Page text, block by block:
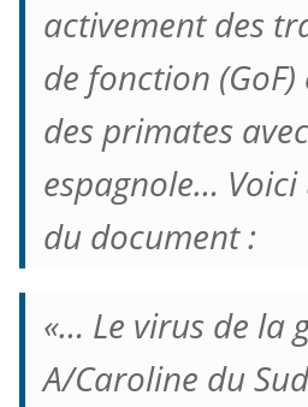
activement des
de fonction
des primates
espagnole…
du document :
«… Le virus de la
A/Caroline du